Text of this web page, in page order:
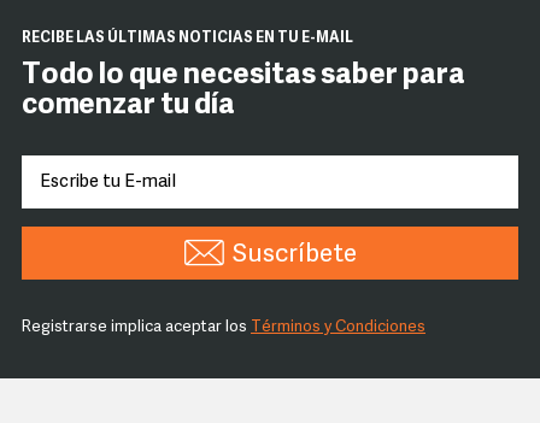
RECIBE LAS ÚLTIMAS NOTICIAS EN TU E-MAIL
Todo lo que necesitas saber para
comenzar tu día
Suscríbete
Registrarse implica aceptar los Términos y Condiciones